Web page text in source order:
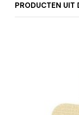
PRODUCTEN UIT